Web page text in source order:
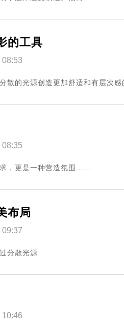
的工具
08:53
散的光源创造更加舒适和有层次感
08:35
，更是一种营造氛围......
布局
09:37
分散光源......
10:46